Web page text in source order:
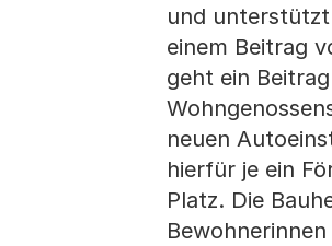
und
einem Beitrag
geht ein
neuen
hierfür je ein
Platz. Die